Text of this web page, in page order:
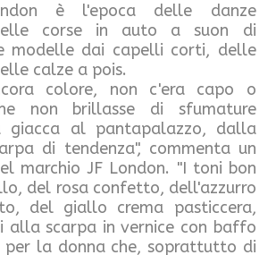
è l'epoca delle danze
corse in auto a suon di
modelle dai capelli corti, delle
calze a pois.
colore, non c'era capo o
non brillasse di sfumature
giacca al pantapalazzo, dalla
di tendenza", commenta un
marchio JF London. "I toni bon
del rosa confetto, dell'azzurro
del giallo crema pasticcera,
alla scarpa in vernice con baffo
per la donna che, soprattutto di